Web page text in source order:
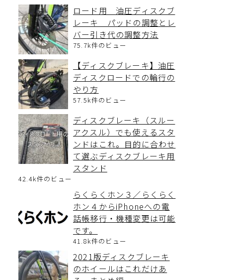
ロード用 油圧ディスクブ
レーキ パッドの調整とレ
バー引き代の調整方法
75.7k件のビュー
【ディスクブレーキ】油圧
ディスクロードでの輪行の
やり方
57.5k件のビュー
ディスクブレーキ（スルー
アクスル）でも使えるスタ
ンドはこれ。目的に合わせ
て選ぶディスクブレーキ用
スタンド
42.4k件のビュー
らくらくホン３／らくらく
ホン４からiPhoneへの電
話帳移行・機種変更は可能
です。
41.8k件のビュー
2021版ディスクブレーキ
のホイールはこれだけあ